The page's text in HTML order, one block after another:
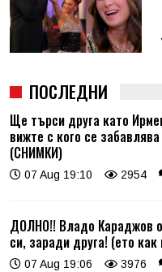
ПОСЛЕДНИ
Ще търси друга като
вижте с кого се
(СНИМКИ)
07 Aug 19:10 2954
ДОЛНО!! Владо Караджов
си, заради друга! (ето
07 Aug 19:06 3976